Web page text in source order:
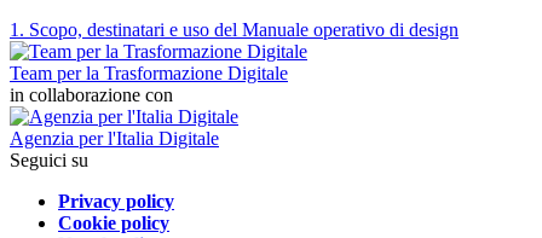
1. Scopo, destinatari e uso del Manuale operativo di design
Team per la Trasformazione Digitale
in collaborazione con
Agenzia per l'Italia Digitale
Seguici su
Privacy policy
Cookie policy